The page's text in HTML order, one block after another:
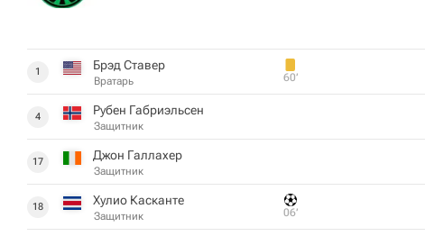
1 Брэд Ставер
Вратарь 60‎’‎
4 Рубен Габриэльсен
Защитник
17 Джон Галлахер
Защитник
18 Хулио Касканте
Защитник 06‎’‎